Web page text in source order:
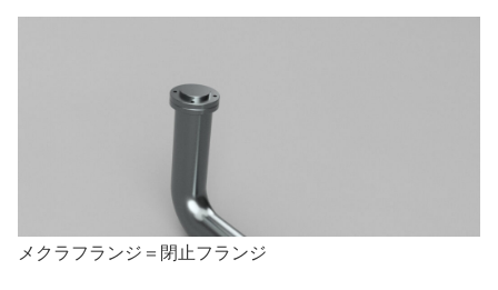
メクラフランジ＝閉止フランジ